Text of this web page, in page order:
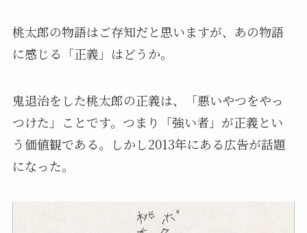
桃太郎の物語はご存知だと思いますが、あの物語
に感じる「正義」はどうか。
鬼退治をした桃太郎の正義は、「悪いやつをやっ
つけた」ことです。つまり「強い者」が正義とい
う価値観である。しかし2013年にある広告が話題
になった。